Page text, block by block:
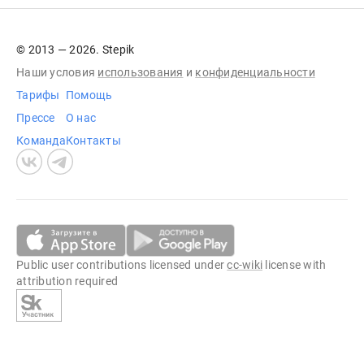
© 2013 — 2026. Stepik
Наши условия использования и конфиденциальности
Тарифы
Прессе
Команда
Помощь
О нас
Контакты
Public user contributions licensed undercc-wiki license with
attribution required